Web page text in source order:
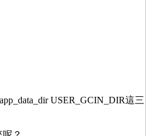
USER_GCIN_DIR這三